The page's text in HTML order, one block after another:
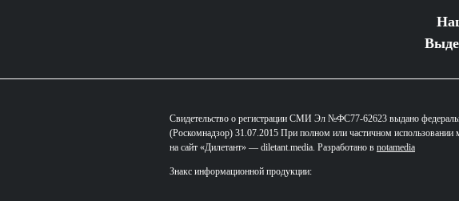
Свидетельство о регистрации СМИ Эл №ФС77-62623 выдано
(Роскомнадзор) 31.07.2015 При полном или частичном использовании
на сайт «Дилетант» — diletant.media. Разработано в notamedia
Знакс информационной продукции: